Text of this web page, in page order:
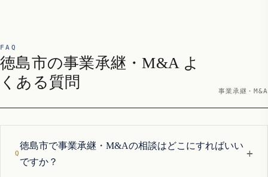
FAQ
徳島市の事業承継・M&A よ
くある質問
事業承継・M&A
徳島市で事業承継・M&Aの相談はどこにすればいい
ですか？
+